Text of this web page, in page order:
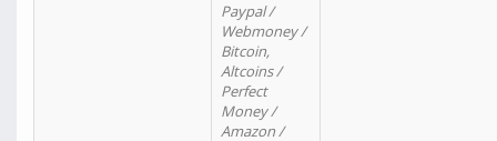
Paypal /
Webmoney /
Bitcoin,
Altcoins /
Perfect
Money /
Amazon /